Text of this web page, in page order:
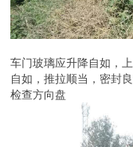
车门玻璃应升降自如，
自如，推拉顺当，密封良
检查方向盘